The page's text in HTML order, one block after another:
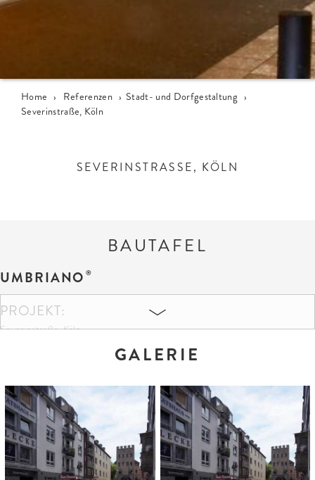
Home › Referenzen › Stadt- und Dorfgestaltung ›
Severinstraße, Köln
SEVERINSTRASSE, KÖLN
BAUTAFEL
UMBRIANO
PROJEKT:
Severinstraße, Köln
FARBEN UND FORMATE:
Granitgrau-weiß gemasert
12,5 x 12,5 x 10 cm
18,75 x 12,5 x 10 cm
37,5 x 25 x 10 cm
30 x 30 x 10 cm
Lichtpunkt 6.0
GALERIE